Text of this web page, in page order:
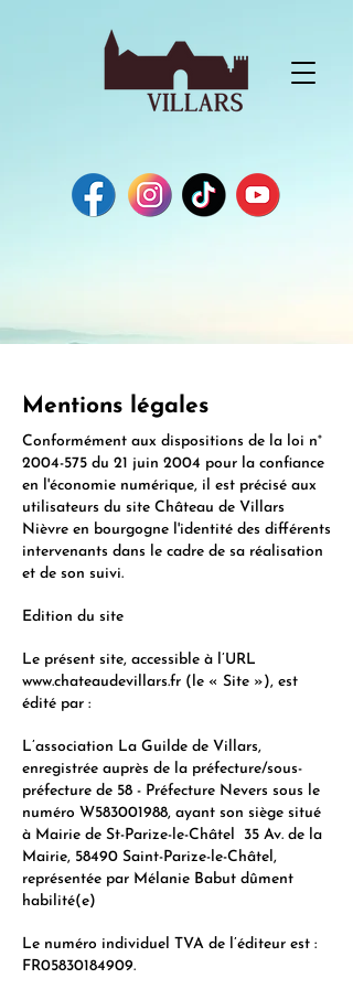
Mentions légales
Conformément aux dispositions de la loi n°
2004-575 du 21 juin 2004 pour la confiance
en l'économie numérique, il est précisé aux
utilisateurs du site Château de Villars
Nièvre en bourgogne l'identité des différents
intervenants dans le cadre de sa réalisation
et de son suivi.
Edition du site
Le présent site, accessible à l’URL
www.chateaudevillars.fr (le « Site »), est
édité par :
L’association La Guilde de Villars,
enregistrée auprès de la préfecture/sous-
préfecture de 58 - Préfecture Nevers sous le
numéro W583001988, ayant son siège situé
à Mairie de St-Parize-le-Châtel 35 Av. de la
Mairie, 58490 Saint-Parize-le-Châtel,
représentée par Mélanie Babut dûment
habilité(e)
Le numéro individuel TVA de l’éditeur est :
FR05830184909.